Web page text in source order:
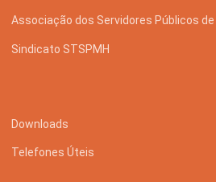
Associação dos Servidores Públicos
Sindicato STSPMH
Downloads
Telefones Úteis